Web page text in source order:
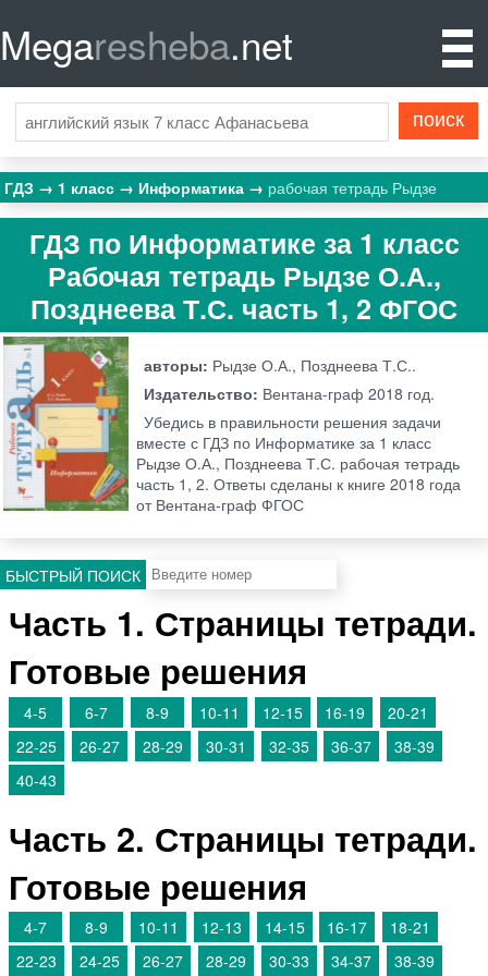
Megaresheba.net
ГДЗ 1 класс Информатика рабочая тетрадь Рыдзе
ГДЗ по Информатике за 1 класс
Рабочая тетрадь Рыдзе О.А.,
Позднеева Т.С. часть 1, 2 ФГОС
авторы: Рыдзе О.А., Позднеева Т.С..
Издательство: Вентана-граф 2018 год.
Убедись в правильности решения задачи
вместе с ГДЗ по Информатике за 1 класс
Рыдзе О.А., Позднеева Т.С. рабочая тетрадь
часть 1, 2. Ответы сделаны к книге 2018 года
от Вентана-граф ФГОС
БЫСТРЫЙ ПОИСК
Часть 1. Страницы тетради.
Готовые решения
4-5 6-7 8-9 10-11 12-15 16-19
20-21
22-25
26-27 28-29 30-31 32-35 36-37
38-39
40-43
Часть 2. Страницы тетради.
Готовые решения
4-7 8-9 10-11 12-13 14-15 16-17
18-21
22-23
24-25 26-27 28-29 30-33 34-37 38-39